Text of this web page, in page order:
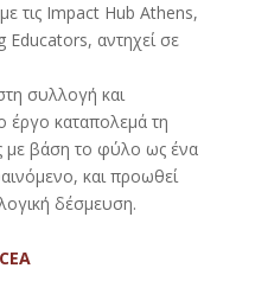
τις Impact Hub Athens,
Educators, αντηχεί σε
συλλογή και
έργο καταπολεμά τη
με βάση το φύλο ως ένα
και προωθεί
δέσμευση.